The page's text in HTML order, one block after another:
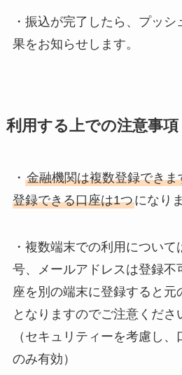
・振込が完了したら、プッ
果をお知らせします。
利用する上での注意事項
・ 金融機関は複数登録でき
登録できる口座は1つになり
・複数端末での利用につい
号、メールアドレスは登録不
座を別の端末に登録すると元
となりますのでご注意くださ
（セキュリティーを考慮し
のみ有効）